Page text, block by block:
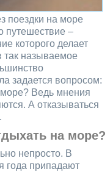
поездки на море
путешествие –
которого делает
так называемое
задается вопросом:
Ведь мнения
А отказываться
на море?
непросто. В
года припадают